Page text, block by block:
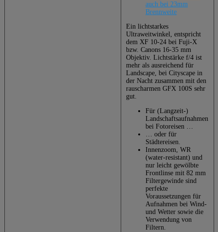
Ein lichtstarkes
Ultraweitwinkel, entspricht
dem XF 10-24 bei Fuji-X
bzw. Canons 16-35 mm
Objektiv. Lichtstärke f/4 ist
mehr als ausreichend für
Landscape, bei Cityscape in
der Nacht zusammen mit den
rauscharmen GFX 100S sehr
gut.
Für (Langzeit-)
Landschaftsaufnahmen
bei Fotoreisen …
… oder für
Städtereisen.
Innenzoom, WR
(water-resistant) und
nur leicht gewölbte
Frontlinse mit 82 mm
Filtergewinde sind
perfekte
Voraussetzungen für
Aufnahmen bei Wind-
und Wetter sowie die
Verwendung von
Filtern.